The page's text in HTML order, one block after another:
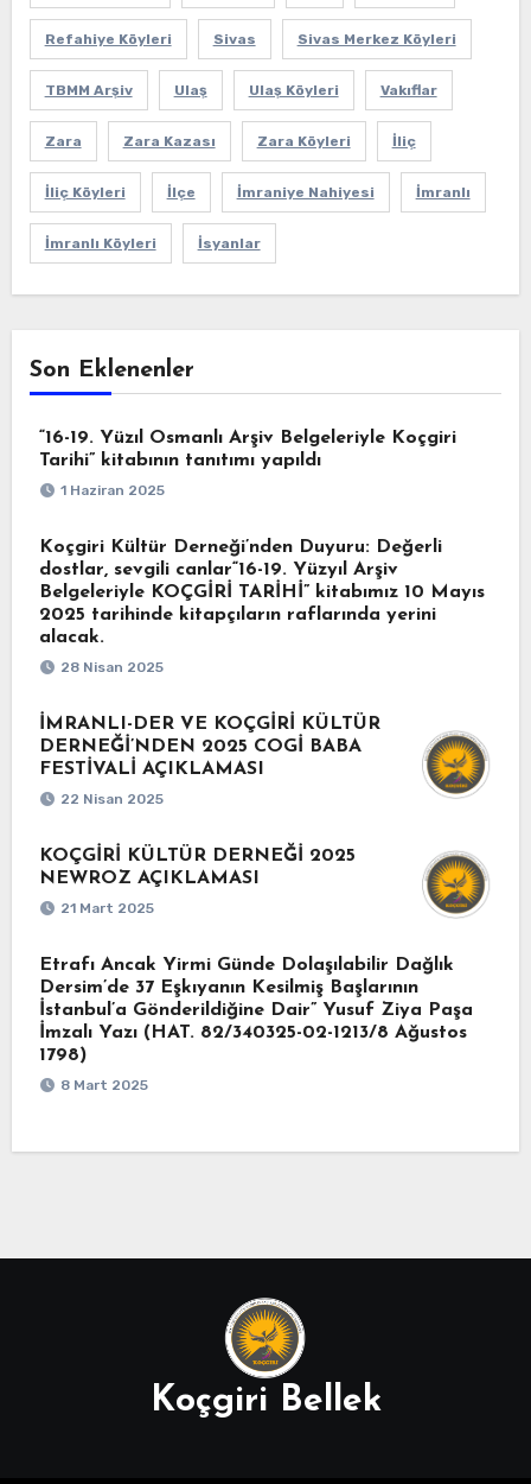
Refahiye Köyleri Sivas Sivas Merkez Köyleri
TBMM Arşiv Ulaş Ulaş Köyleri Vakıflar
Zara Zara Kazası Zara Köyleri İliç
İliç Köyleri İlçe İmraniye Nahiyesi İmranlı
İmranlı Köyleri İsyanlar
Son Eklenenler
“16-19. Yüzıl Osmanlı Arşiv Belgeleriyle Koçgiri
Tarihi” kitabının tanıtımı yapıldı
1 Haziran 2025
Koçgiri Kültür Derneği’nden Duyuru: Değerli
dostlar, sevgili canlar“16-19. Yüzyıl Arşiv
Belgeleriyle KOÇGİRİ TARİHİ” kitabımız 10 Mayıs
2025 tarihinde kitapçıların raflarında yerini
alacak.
28 Nisan 2025
İMRANLI-DER VE KOÇGİRİ KÜLTÜR
DERNEĞİ’NDEN 2025 COGİ BABA
FESTİVALİ AÇIKLAMASI
22 Nisan 2025
KOÇGİRİ KÜLTÜR DERNEĞİ 2025
NEWROZ AÇIKLAMASI
21 Mart 2025
Etrafı Ancak Yirmi Günde Dolaşılabilir Dağlık
Dersim’de 37 Eşkıyanın Kesilmiş Başlarının
İstanbul’a Gönderildiğine Dair” Yusuf Ziya Paşa
İmzalı Yazı (HAT. 82/340325-02-1213/8 Ağustos
1798)
8 Mart 2025
Koçgiri Bellek